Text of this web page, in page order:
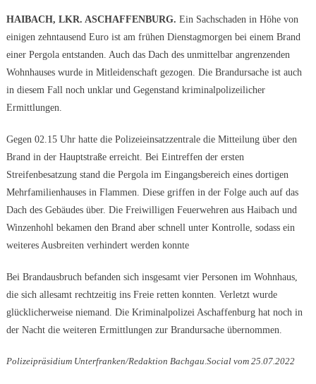
HAIBACH, LKR. ASCHAFFENBURG. Ein Sachschaden in Höhe von
einigen zehntausend Euro ist am frühen Dienstagmorgen bei einem Brand
einer Pergola entstanden. Auch das Dach des unmittelbar angrenzenden
Wohnhauses wurde in Mitleidenschaft gezogen. Die Brandursache ist auch
in diesem Fall noch unklar und Gegenstand kriminalpolizeilicher
Ermittlungen.
Gegen 02.15 Uhr hatte die Polizeieinsatzzentrale die Mitteilung über den
Brand in der Hauptstraße erreicht. Bei Eintreffen der ersten
Streifenbesatzung stand die Pergola im Eingangsbereich eines dortigen
Mehrfamilienhauses in Flammen. Diese griffen in der Folge auch auf das
Dach des Gebäudes über. Die Freiwilligen Feuerwehren aus Haibach und
Winzenhohl bekamen den Brand aber schnell unter Kontrolle, sodass ein
weiteres Ausbreiten verhindert werden konnte
Bei Brandausbruch befanden sich insgesamt vier Personen im Wohnhaus,
die sich allesamt rechtzeitig ins Freie retten konnten. Verletzt wurde
glücklicherweise niemand. Die Kriminalpolizei Aschaffenburg hat noch in
der Nacht die weiteren Ermittlungen zur Brandursache übernommen.
Polizeipräsidium Unterfranken/Redaktion Bachgau.Social vom 25.07.2022